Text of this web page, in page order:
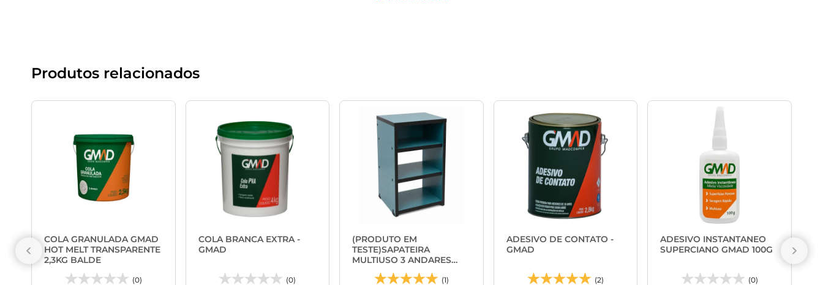
Produtos relacionados
COLA GRANULADA GMAD
HOT MELT TRANSPARENTE
2,3KG BALDE
(0)
COLA BRANCA EXTRA -
GMAD
(0)
(PRODUTO EM
TESTE)SAPATEIRA
MULTIUSO 3 ANDARES
MDF 18MM - GMAD
(1)
ADESIVO DE CONTATO -
GMAD
(2)
ADESIVO INSTANTANEO
SUPERCIANO GMAD 100G
(0)